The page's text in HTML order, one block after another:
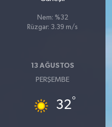
Nem: %32
Rüzgar: 3.39 m/s
13 AĞUSTOS
PERŞEMBE
32°